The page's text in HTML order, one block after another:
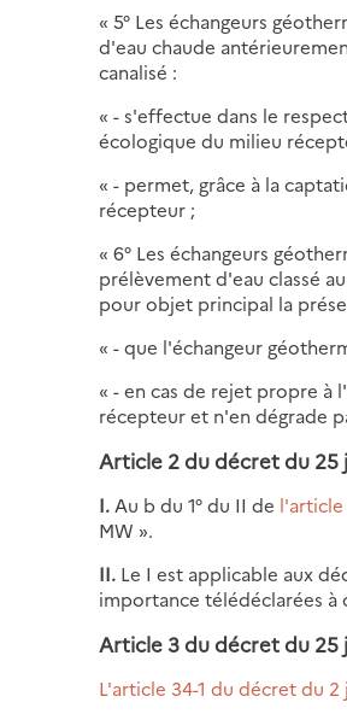
« 5° Les échangeurs
d'eau chaude
canalisé :
« - s'effectue dans le
écologique du milieu
« - permet, grâce à la
récepteur ;
« 6° Les échangeurs
prélèvement d'eau classé
pour objet principal la
« - que l'échangeur
« - en cas de rejet propre à
récepteur et n'en dégrade
Article 2 du décret du 25
I. Au b du 1° du II de l'article
MW ».
II. Le I est applicable aux
importance télédéclarées à
Article 3 du décret du 25
L'article 34-1 du décret du 2